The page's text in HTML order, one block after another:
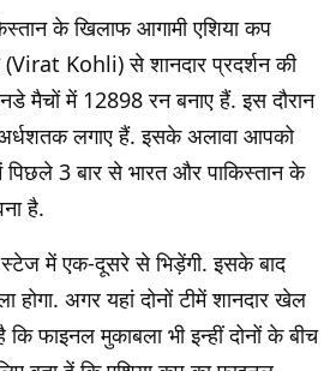
के खिलाफ आगामी एशिया कप
(Virat Kohli) से शानदार प्रदर्शन की
मैचों में 12898 रन बनाए हैं. इस दौरान
लगाए हैं. इसके अलावा आपको
पिछले 3 बार से भारत और पाकिस्तान के
है.
में एक-दूसरे से भिड़ेंगी. इसके बाद
होगा. अगर यहां दोनों टीमें शानदार खेल
फाइनल मुकाबला भी इन्हीं दोनों के बीच